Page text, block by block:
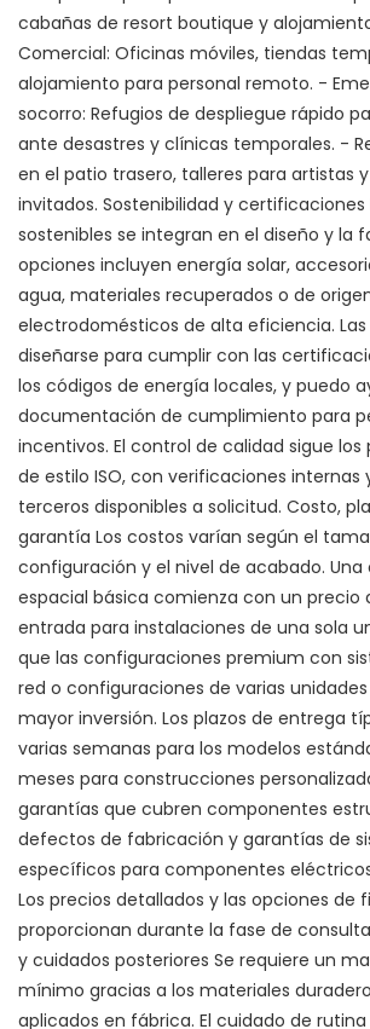
cabañas de resort boutique y
Comercial: Oficinas móviles, tiendas
alojamiento para personal remoto. -
socorro: Refugios de despliegue rápido
ante desastres y clínicas temporales. -
en el patio trasero, talleres para artistas
invitados. Sostenibilidad y certificaciones
sostenibles se integran en el diseño y la
opciones incluyen energía solar,
agua, materiales recuperados o de
electrodomésticos de alta eficiencia.
diseñarse para cumplir con las
los códigos de energía locales, y puedo
documentación de cumplimiento para
incentivos. El control de calidad sigue
de estilo ISO, con verificaciones internas
terceros disponibles a solicitud. Costo,
garantía Los costos varían según el
configuración y el nivel de acabado. Una
espacial básica comienza con un precio
entrada para instalaciones de una sola
que las configuraciones premium con
red o configuraciones de varias
mayor inversión. Los plazos de entrega
varias semanas para los modelos
meses para construcciones
garantías que cubren componentes
defectos de fabricación y garantías de
específicos para componentes
Los precios detallados y las opciones de
proporcionan durante la fase de
y cuidados posteriores Se requiere un
mínimo gracias a los materiales
aplicados en fábrica. El cuidado de